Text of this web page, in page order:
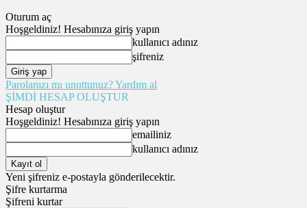
Oturum aç
Hoşgeldiniz! Hesabınıza giriş yapın
kullanıcı adınız
şifreniz
Parolanızı mı unuttunuz? Yardım al
ŞİMDİ HESAP OLUŞTUR
Hesap oluştur
Hoşgeldiniz! Hesabınıza giriş yapın
emailiniz
kullanıcı adınız
Yeni şifreniz e-postayla gönderilecektir.
Şifre kurtarma
Şifreni kurtar